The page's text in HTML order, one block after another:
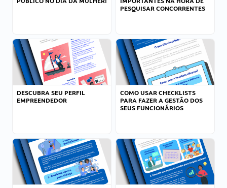
PESQUISAR CONCORRENTES
DESCUBRA SEU PERFIL
EMPREENDEDOR
COMO USAR CHECKLISTS
PARA FAZER A GESTÃO DOS
SEUS FUNCIONÁRIOS